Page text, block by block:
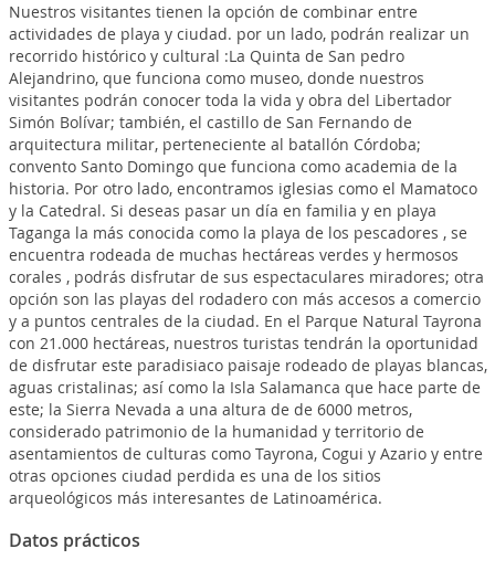
Nuestros visitantes tienen la opción de combinar entre
actividades de playa y ciudad. por un lado, podrán realizar un
recorrido histórico y cultural :La Quinta de San pedro
Alejandrino, que funciona como museo, donde nuestros
visitantes podrán conocer toda la vida y obra del Libertador
Simón Bolívar; también, el castillo de San Fernando de
arquitectura militar, perteneciente al batallón Córdoba;
convento Santo Domingo que funciona como academia de la
historia. Por otro lado, encontramos iglesias como el Mamatoco
y la Catedral. Si deseas pasar un día en familia y en playa
Taganga la más conocida como la playa de los pescadores , se
encuentra rodeada de muchas hectáreas verdes y hermosos
corales , podrás disfrutar de sus espectaculares miradores; otra
opción son las playas del rodadero con más accesos a comercio
y a puntos centrales de la ciudad. En el Parque Natural Tayrona
con 21.000 hectáreas, nuestros turistas tendrán la oportunidad
de disfrutar este paradisiaco paisaje rodeado de playas blancas,
aguas cristalinas; así como la Isla Salamanca que hace parte de
este; la Sierra Nevada a una altura de de 6000 metros,
considerado patrimonio de la humanidad y territorio de
asentamientos de culturas como Tayrona, Cogui y Azario y entre
otras opciones ciudad perdida es una de los sitios
arqueológicos más interesantes de Latinoamérica.
Datos prácticos